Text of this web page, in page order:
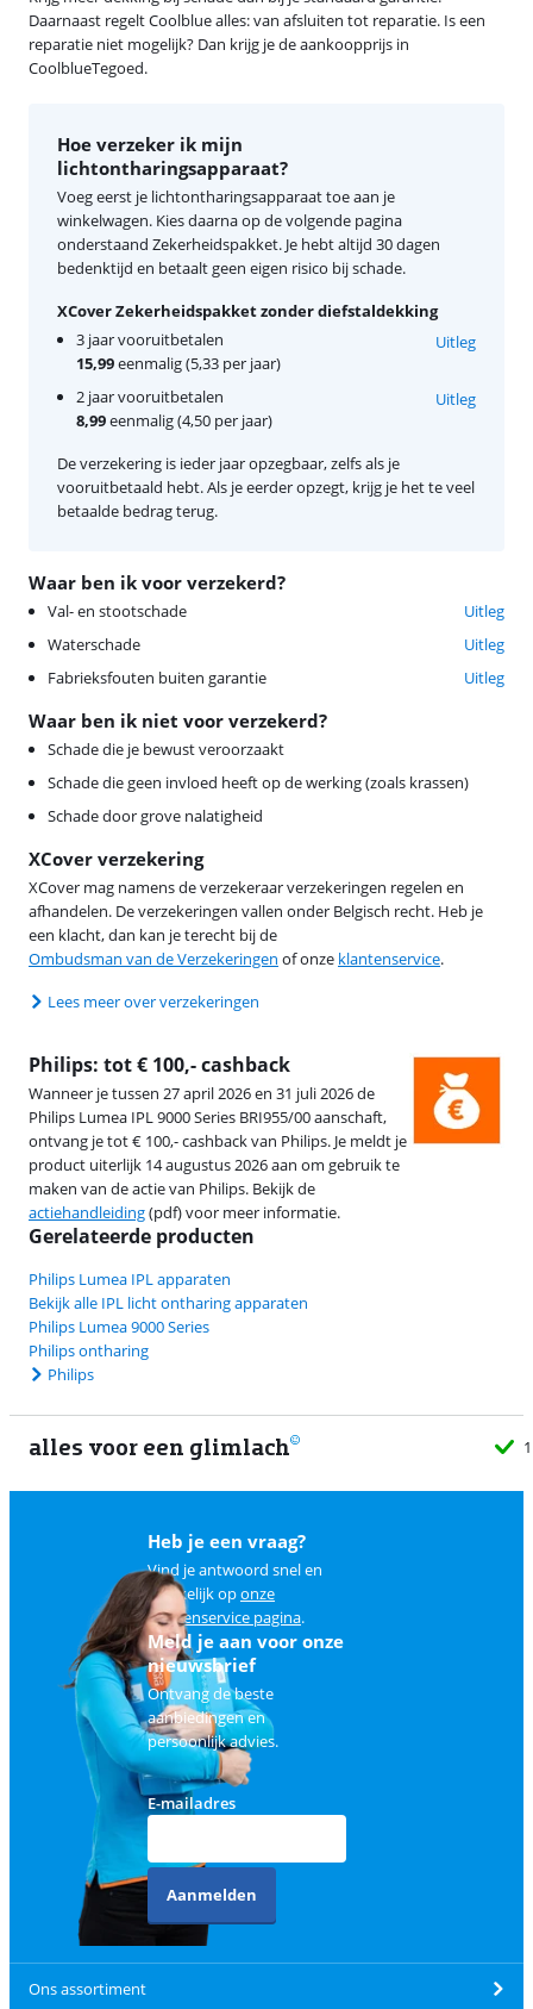
Daarnaast regelt Coolblue alles: van afsluiten tot reparatie. Is een
reparatie niet mogelijk? Dan krijg je de aankoopprijs in
CoolblueTegoed.
Waar ben ik voor verzekerd?
Val- en stootschade
Uitleg
Waterschade
Uitleg
Fabrieksfouten buiten garantie
Uitleg
Waar ben ik niet voor verzekerd?
Schade die je bewust veroorzaakt
Schade die geen invloed heeft op de werking (zoals krassen)
Schade door grove nalatigheid
XCover verzekering
XCover mag namens de verzekeraar verzekeringen regelen en
afhandelen. De verzekeringen vallen onder Belgisch recht. Heb je
een klacht, dan kan je terecht bij de
Ombudsman van de Verzekeringen of onze klantenservice.
Lees meer over verzekeringen
Hoe verzeker ik mijn
lichtontharingsapparaat?
Voeg eerst je lichtontharingsapparaat toe aan je
winkelwagen. Kies daarna op de volgende pagina
onderstaand Zekerheidspakket. Je hebt altijd 30 dagen
bedenktijd en betaalt geen eigen risico bij schade.
XCover Zekerheidspakket zonder diefstaldekking
3 jaar vooruitbetalen
15,99eenmalig (5,33 per jaar)
Uitleg
2 jaar vooruitbetalen
8,99eenmalig (4,50 per jaar)
Uitleg
De verzekering is ieder jaar opzegbaar, zelfs als je
vooruitbetaald hebt. Als je eerder opzegt, krijg je het te veel
betaalde bedrag terug.
Philips: tot € 100,- cashback
Wanneer je tussen 27 april 2026 en 31 juli 2026 de
Philips Lumea IPL 9000 Series BRI955/00 aanschaft,
ontvang je tot € 100,- cashback van Philips. Je meldt je
product uiterlijk 14 augustus 2026 aan om gebruik te
maken van de actie van Philips. Bekijk de
actiehandleiding(pdf) voor meer informatie.
Gerelateerde producten
Philips Lumea IPL apparaten
Bekijk alle IPL licht ontharing apparaten
Philips Lumea 9000 Series
Philips ontharing
Philips
alles voor een glimlach
Heb je een vraag?
Vind je antwoord snel en
makkelijk oponze
klantenservice pagina.
Meld je aan voor onze
nieuwsbrief
Ontvang de beste
aanbiedingen en
persoonlijk advies.
E-mailadres
Aanmelden
Ons assortiment